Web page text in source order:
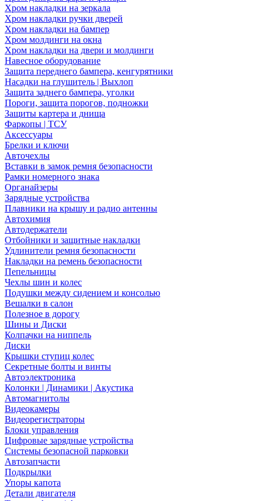
Хром накладки на зеркала
Хром накладки ручки дверей
Хром накладки на бампер
Хром молдинги на окна
Хром накладки на двери и молдинги
Навесное оборудование
Защита переднего бампера, кенгурятники
Насадки на глушитель | Выхлоп
Защита заднего бампера, уголки
Пороги, защита порогов, подножки
Защиты картера и днища
Фаркопы | ТСУ
Аксессуары
Брелки и ключи
Авточехлы
Вставки в замок ремня безопасности
Рамки номерного знака
Органайзеры
Зарядные устройства
Плавники на крышу и радио антенны
Автохимия
Автодержатели
Отбойники и защитные накладки
Удлинители ремня безопасности
Накладки на ремень безопасности
Пепельницы
Чехлы шин и колес
Подушки между сидением и консолью
Вешалки в салон
Полезное в дорогу
Шины и Диски
Колпачки на ниппель
Диски
Крышки ступиц колес
Секретные болты и винты
Автоэлектроника
Колонки | Динамики | Акустика
Автомагнитолы
Видеокамеры
Видеорегистраторы
Блоки управления
Цифровые зарядные устройства
Системы безопасной парковки
Автозапчасти
Подкрылки
Упоры капота
Детали двигателя